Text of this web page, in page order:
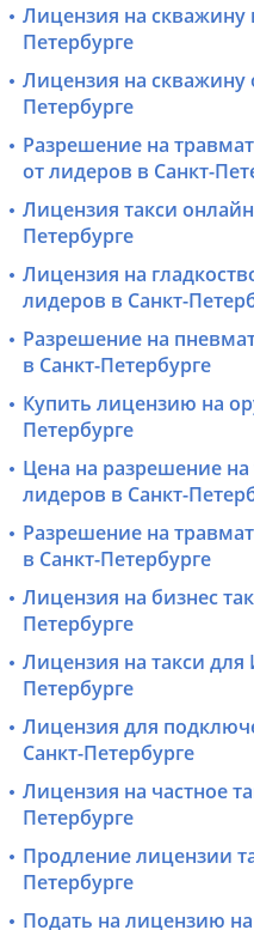
Лицензия на скважину
Петербурге
Лицензия на скважину
Петербурге
Разрешение на
от лидеров в Санкт-
Лицензия такси
Петербурге
Лицензия на
лидеров в Санкт-
Разрешение на
в Санкт-Петербурге
Купить лицензию на
Петербурге
Цена на разрешение
лидеров в Санкт-
Разрешение на
в Санкт-Петербурге
Лицензия на бизнес
Петербурге
Лицензия на такси
Петербурге
Лицензия для
Санкт-Петербурге
Лицензия на частное
Петербурге
Продление лицензии
Петербурге
Подать на лицензию